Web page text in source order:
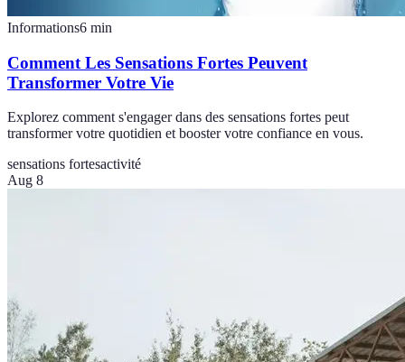
Informations6 min
Comment Les Sensations Fortes Peuvent
Transformer Votre Vie
Explorez comment s'engager dans des sensations fortes peut
transformer votre quotidien et booster votre confiance en vous.
sensations fortesactivité
Aug 8